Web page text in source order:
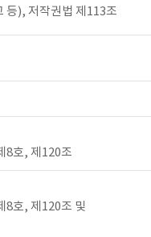
등), 저작권법 제113조
8호, 제120조
8호, 제120조 및